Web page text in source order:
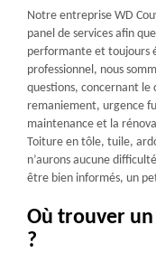
Notre entreprise WD
panel de services afin
performante et toujours
professionnel, nous
questions, concernant le
remaniement, urgence
maintenance et la
Toiture en tôle, tuile,
n’aurons aucune
être bien informés, un
Où trouver
?